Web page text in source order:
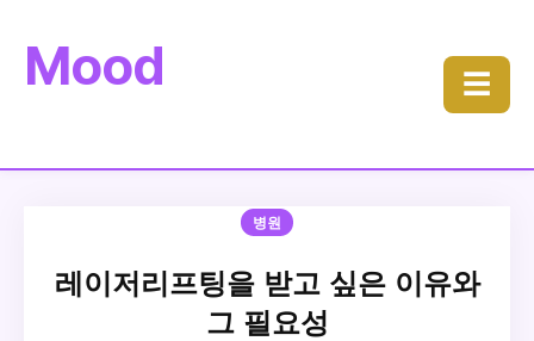
Mood ☰
병원
레이저리프팅을 받고 싶은 이유와
그 필요성